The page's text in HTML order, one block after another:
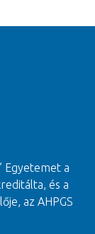
Egyetemet a
és a
az AHPGS